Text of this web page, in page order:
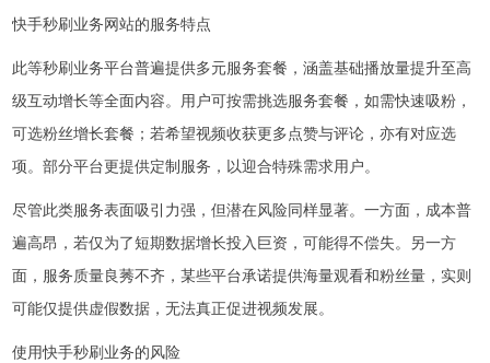
快手秒刷业务网站的服务特点
此等秒刷业务平台普遍提供多元服务套餐，涵盖基础播放量提升至高
级互动增长等全面内容。用户可按需挑选服务套餐，如需快速吸粉，
可选粉丝增长套餐；若希望视频收获更多点赞与评论，亦有对应选
项。部分平台更提供定制服务，以迎合特殊需求用户。
尽管此类服务表面吸引力强，但潜在风险同样显著。一方面，成本普
遍高昂，若仅为了短期数据增长投入巨资，可能得不偿失。另一方
面，服务质量良莠不齐，某些平台承诺提供海量观看和粉丝量，实则
可能仅提供虚假数据，无法真正促进视频发展。
使用快手秒刷业务的风险